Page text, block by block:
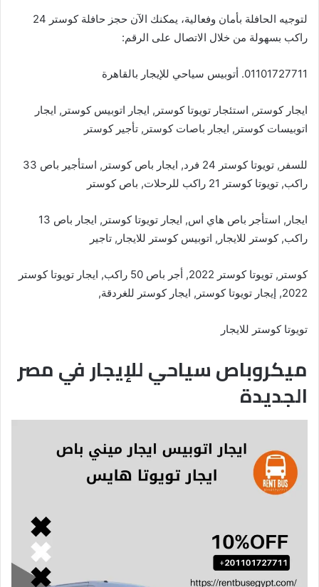
لتوجيه الحافلة بأمان وفعالية، يمكنك الآن حجز حافلة كوستر 24
راكب بسهولة من خلال الاتصال على الرقم:
01101727711. أتوبيس سياحي للإيجار بالقاهرة
ايجار كوستر, استئجار تويوتا كوستر, ايجار اتوبيس كوستر, ايجار
اتوبيسات كوستر, ايجار باصات كوستر, تأجير كوستر
للسفر, تويوتا كوستر 24 فرد, ايجار باص كوستر, استأجير باص 33
راكب, تويوتا كوستر 21 راكب للرحلات, باص كوستر
ايجار, استأجر باص هاي اس, ايجار تويوتا كوستر, ايجار باص 13
راكب, كوستر للايجار, اتوبيس كوستر للايجار, تاجير
كوستر, تويوتا كوستر 2022, أجر باص 50 راكب, ايجار تويوتا كوستر
2022, إيجار تويوتا كوستر, ايجار كوستر للغردقة,
تويوتا كوستر للايجار
ميكروباص سياحي للإيجار في مصر
الجديدة